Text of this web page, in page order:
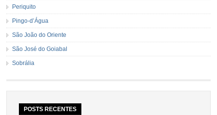
Periquito
Pingo-d’Água
São João do Oriente
São José do Goiabal
Sobrália
POSTS RECENTES